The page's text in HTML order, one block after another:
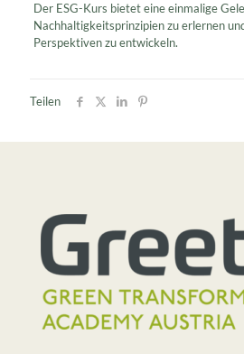
Der ESG-Kurs bietet eine einmalige
Nachhaltigkeitsprinzipien zu erlernen
Perspektiven zu entwickeln.
Teilen